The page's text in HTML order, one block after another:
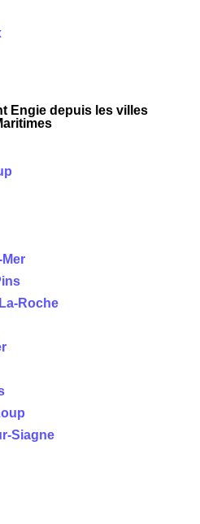
Engie depuis les villes
Roche
Siagne